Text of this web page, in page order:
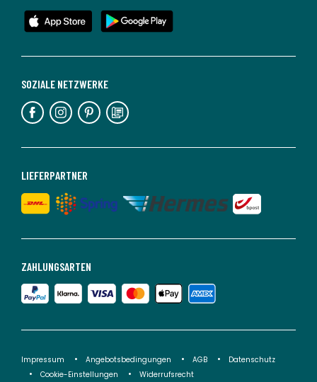
ZAHLUNGSARTEN
LIEFERPARTNER
SOZIALE NETZWERKE
Impressum Angebotsbedingungen AGB
Datenschutz
Cookie-Einstellungen
Widerrufsrecht